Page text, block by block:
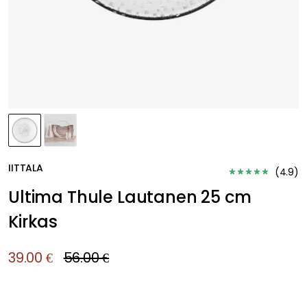
IITTALA (4.9)
Ultima Thule Lautanen 25 cm
Kirkas
39.00 € 56.00 €